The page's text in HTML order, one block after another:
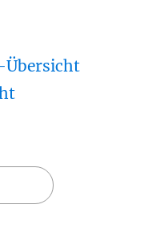
Übersicht